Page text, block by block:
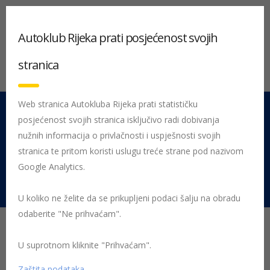
051 212 442 Centrala
Pon - Pet 08:00 - 16:00
Rujevica 9/1, 51000 Rijeka
Održano 27. državno
natjecanje „Sigurno u
Autoklub Rijeka prati posjećenost svojih
stranica
Web stranica Autokluba Rijeka prati statističku
posjećenost svojih stranica isključivo radi dobivanja
nužnih informacija o privlačnosti i uspješnosti svojih
stranica te pritom koristi uslugu treće strane pod nazivom
Google Analytics.
U koliko ne želite da se prikupljeni podaci šalju na obradu
odaberite "Ne prihvaćam".
U suprotnom kliknite "Prihvaćam".